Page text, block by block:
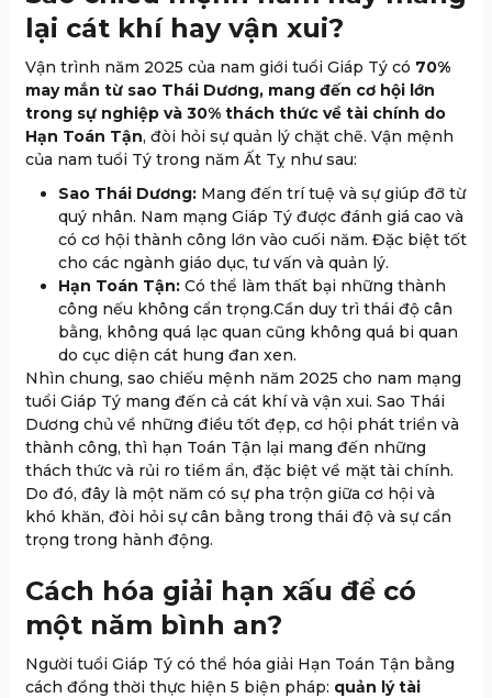
lại cát khí hay vận xui?
Vận trình năm 2025 của nam giới tuổi Giáp Tý có 70%
may mắn từ sao Thái Dương, mang đến cơ hội lớn
trong sự nghiệp và 30% thách thức về tài chính do
Hạn Toán Tận, đòi hỏi sự quản lý chặt chẽ. Vận mệnh
của nam tuổi Tý trong năm Ất Tỵ như sau:
Sao Thái Dương: Mang đến trí tuệ và sự giúp đỡ từ
quý nhân. Nam mạng Giáp Tý được đánh giá cao và
có cơ hội thành công lớn vào cuối năm. Đặc biệt tốt
cho các ngành giáo dục, tư vấn và quản lý.
Hạn Toán Tận: Có thể làm thất bại những thành
công nếu không cẩn trọng.Cần duy trì thái độ cân
bằng, không quá lạc quan cũng không quá bi quan
do cục diện cát hung đan xen.
Nhìn chung, sao chiếu mệnh năm 2025 cho nam mạng
tuổi Giáp Tý mang đến cả cát khí và vận xui. Sao Thái
Dương chủ về những điều tốt đẹp, cơ hội phát triển và
thành công, thì hạn Toán Tận lại mang đến những
thách thức và rủi ro tiềm ẩn, đặc biệt về mặt tài chính.
Do đó, đây là một năm có sự pha trộn giữa cơ hội và
khó khăn, đòi hỏi sự cân bằng trong thái độ và sự cẩn
trọng trong hành động.
Cách hóa giải hạn xấu để có
một năm bình an?
Người tuổi Giáp Tý có thể hóa giải Hạn Toán Tận bằng
cách đồng thời thực hiện 5 biện pháp: quản lý tài